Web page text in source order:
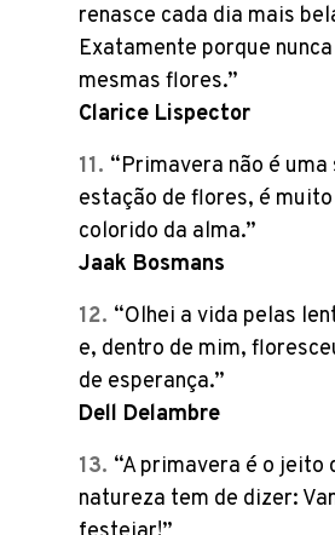
renasce cada dia mais
Exatamente porque
mesmas flores.”
Clarice Lispector
“Primavera não é
estação de flores, é
colorido da alma.”
Jaak Bosmans
“Olhei a vida pelas
e, dentro de mim,
de esperança.”
Dell Delambre
“A primavera é o jeito
natureza tem de dizer: